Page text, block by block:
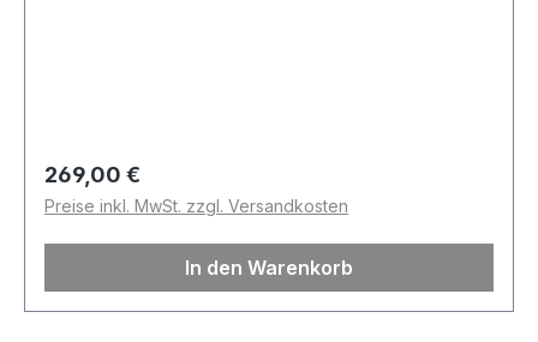
Regulärer Preis:
269,00 €
Preise inkl. MwSt. zzgl. Versandkosten
In den Warenkorb